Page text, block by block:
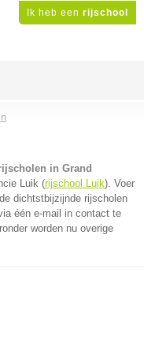
Ik heb een rijschool
in Grand
Luik (rijschool Luik). Voer
dichtstbijzijnde rijscholen
één e-mail in contact te
worden nu overige